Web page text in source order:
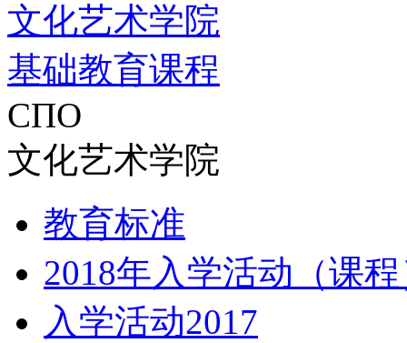
文化艺术学院
基础教育课程
СПО
文化艺术学院
教育标准
2018年入学活动（课
入学活动2017